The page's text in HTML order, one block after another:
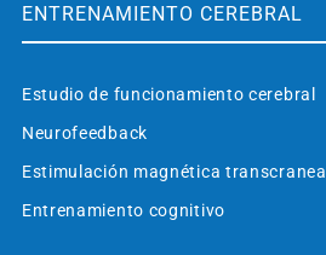
ENTRENAMIENTO CEREBRAL
Estudio de funcionamiento cerebral
Neurofeedback
Estimulación magnética transcraneal
Entrenamiento cognitivo